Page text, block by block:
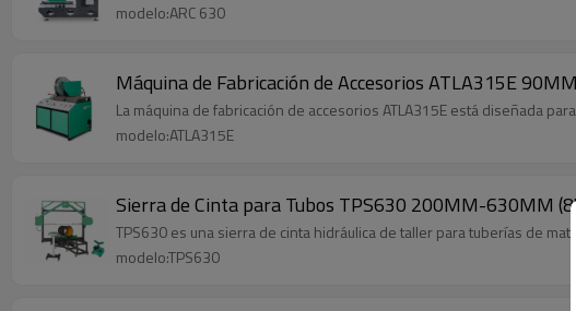
modelo:ARC 630
Máquina de Fabricación de Accesorios ATLA315E
La máquina de fabricación de accesorios ATLA315E está diseñada
modelo:ATLA315E
Sierra
TPS630 es una sierra de cinta hidráulica de taller para tuberías de
modelo:TPS630